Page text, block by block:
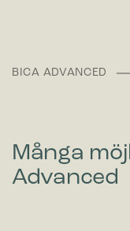
BICA ADVANCED
Många
Advanced